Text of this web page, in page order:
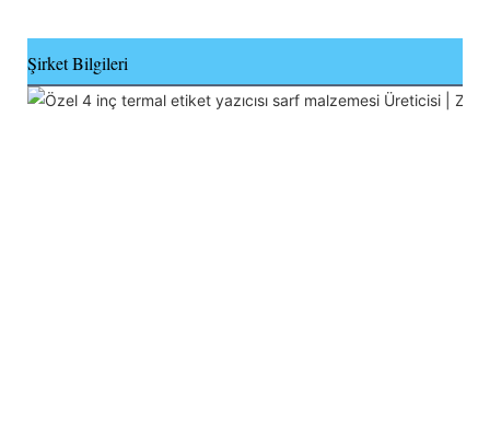
Şirket Bilgileri